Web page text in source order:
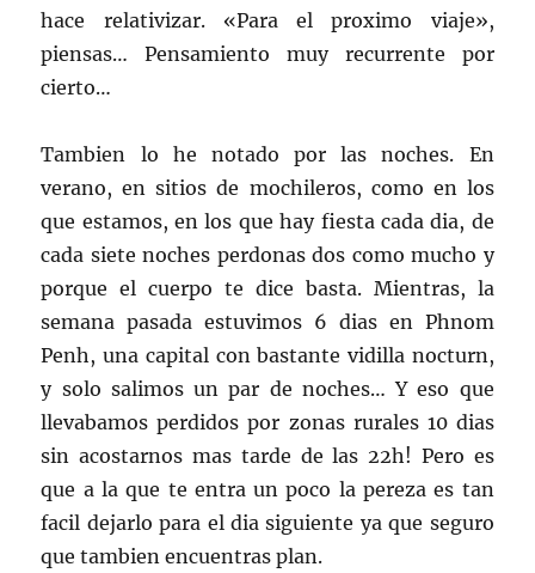
hace relativizar. «Para el proximo viaje»,
piensas… Pensamiento muy recurrente por
cierto…
Tambien lo he notado por las noches. En
verano, en sitios de mochileros, como en los
que estamos, en los que hay fiesta cada dia, de
cada siete noches perdonas dos como mucho y
porque el cuerpo te dice basta. Mientras, la
semana pasada estuvimos 6 dias en Phnom
Penh, una capital con bastante vidilla nocturn,
y solo salimos un par de noches… Y eso que
llevabamos perdidos por zonas rurales 10 dias
sin acostarnos mas tarde de las 22h! Pero es
que a la que te entra un poco la pereza es tan
facil dejarlo para el dia siguiente ya que seguro
que tambien encuentras plan.